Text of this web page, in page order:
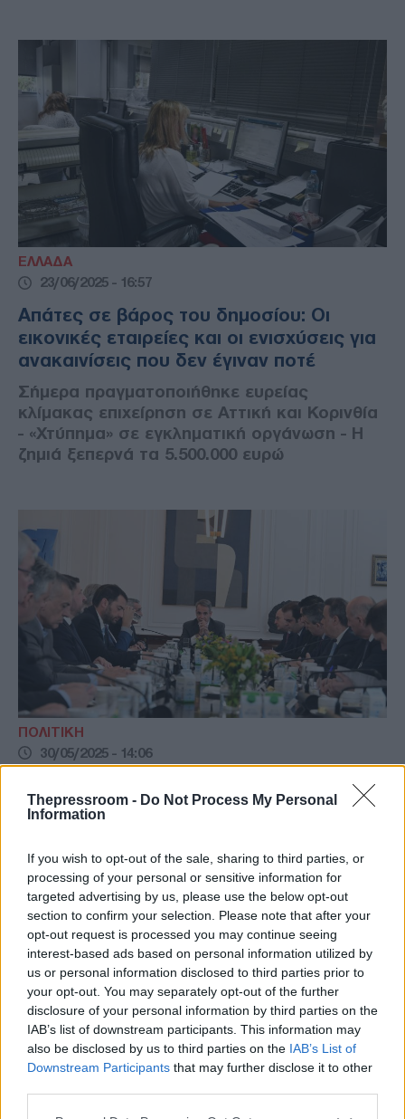
Thepressroom - Do Not Process My Personal
Information
If you wish to opt-out of the sale, sharing to third parties, or
processing of your personal or sensitive information for
targeted advertising by us, please use the below opt-out
section to confirm your selection. Please note that after your
opt-out request is processed you may continue seeing
interest-based ads based on personal information utilized by
us or personal information disclosed to third parties prior to
your opt-out. You may separately opt-out of the further
disclosure of your personal information by third parties on the
IAB’s list of downstream participants. This information may
also be disclosed by us to third parties on the IAB’s List of
Downstream Participants that may further disclose it to other
ΕΛΛΑΔΑ
23/06/2025 - 16:57
Απάτες σε βάρος του δημοσίου: Οι
εικονικές εταιρείες και οι ενισχύσεις για
ανακαινίσεις που δεν έγιναν ποτέ
Σήμερα πραγματοποιήθηκε ευρείας
κλίμακας επιχείρηση σε Αττική και Κορινθία
- «Χτύπημα» σε εγκληματική οργάνωση - Η
ζημιά ξεπερνά τα 5.500.000 ευρώ
ΠΟΛΙΤΙΚΗ
30/05/2025 - 14:06
περιφερειάρχες: Στο επίκεντρο η
Στη συνάντηση με τους 13 περιφερειάρχες
στο Μέγαρο Μαξίμου συζητήθηκε μεταξύ
άλλων και ο καλύτερος συντονισμός
κυβέρνησης-περιφερειών